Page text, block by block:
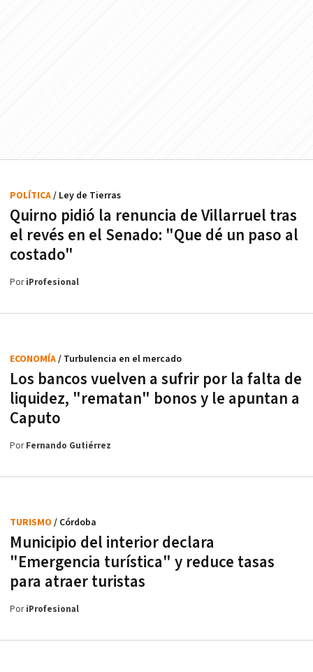
Quirno pidió la renuncia de Villarruel tras
el revés en el Senado: "Que dé un paso al
costado"
POLÍTICA/ Ley de Tierras
PoriProfesional
Los bancos vuelven a sufrir por la falta de
liquidez, "rematan" bonos y le apuntan a
Caputo
ECONOMÍA/ Turbulencia en el mercado
PorFernando Gutiérrez
Municipio del interior declara
"Emergencia turística" y reduce tasas
para atraer turistas
TURISMO / Córdoba
PoriProfesional